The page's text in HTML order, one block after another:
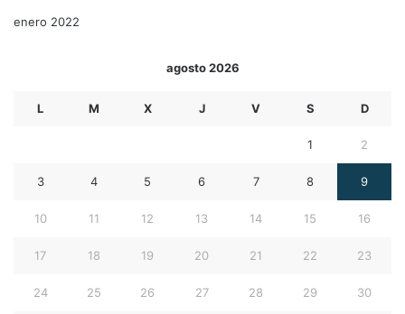
enero 2022
agosto 2026
L M X J V S D
1 2
3 4 5 6 7 8 9
10 11 12 13 14 15 16
17 18 19 20 21 22 23
24 25 26 27 28 29 30